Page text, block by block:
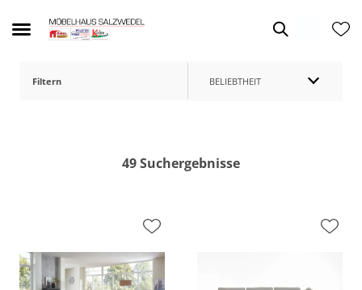
Filtern BELIEBTHEIT
49 Suchergebnisse